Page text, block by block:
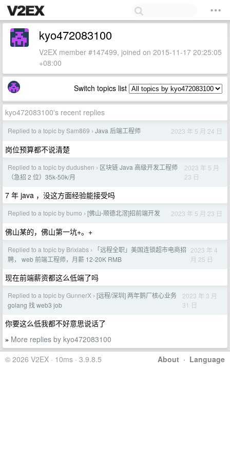
kyo472083100
V2EX member #147499, joined on 2015-11-17 20:25:05
+08:00
Switch topics list
kyo472083100's recent replies
Replied to a topic by Sam869 › Java 后端工程师 2023 年 5 月 24 日
岗位预算都不说清楚
Replied to a topic by dudushen › 区块链 Java 高级开发工程师
（急招 2 位）35k-50k/月
2023 年 5 月
23 日
7 年 java ，没这方面经验能接受吗
Replied to a topic by bumo › [佛山-顺德北滘]招前端开发 2023 年 5 月 23 日
佛山某的，佛山第一坑+。+
Replied to a topic by Brixlabs ›
「远程全职」美国连锁超市电商招
聘， web 前端工程师，月薪 12-20K RMB
2023 年 4
月 25 日
现在前端薪资都这么低端了吗
Replied to a topic by GunnerX › [远程/深圳] 两年鹅厂核心业务
golang 找 web3 job
2023 年 3 月
31 日
你要这么低我都不好意思说话了
» More replies by kyo472083100
About · Language
© 2026 V2EX · 10ms · 3.9.8.5